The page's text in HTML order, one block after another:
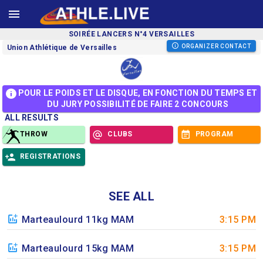
SOIRÉE LANCERS N°4 VERSAILLES
Union Athlétique de Versailles
ORGANIZER CONTACT
POUR LE POIDS ET LE DISQUE, EN FONCTION DU TEMPS ET
DU JURY POSSIBILITÉ DE FAIRE 2 CONCOURS
ALL RESULTS
THROW CLUBS PROGRAM
REGISTRATIONS
SEE ALL
Marteaulourd 11kg MAM 3:15 PM
Marteaulourd 15kg MAM 3:15 PM